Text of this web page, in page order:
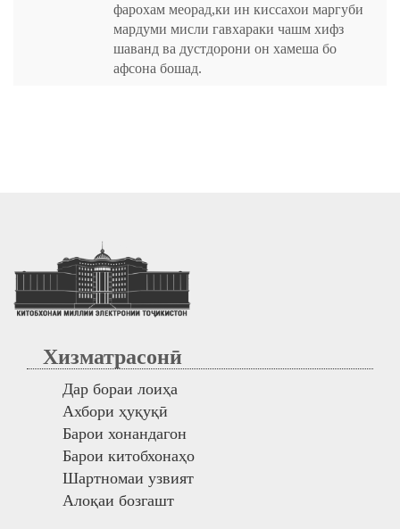
фарохам меорад,ки ин киссахои маргуби
мардуми мисли гавхараки чашм хифз
шаванд ва дустдорони он хамеша бо
афсона бошад.
Хизматрасонӣ
Дар бораи лоиҳа
Ахбори ҳуқуқӣ
Барои хонандагон
Барои китобхонаҳо
Шартномаи узвият
Алоқаи бозгашт